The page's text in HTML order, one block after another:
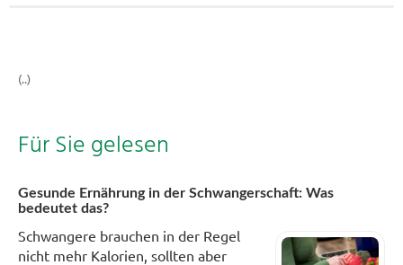
(..)
Für Sie gelesen
Gesunde Ernährung in der Schwangerschaft: Was
bedeutet das?
Schwangere brauchen in der Regel
nicht mehr Kalorien, sollten aber